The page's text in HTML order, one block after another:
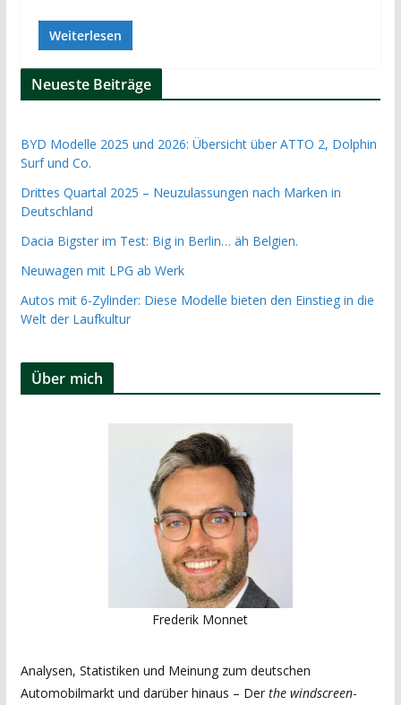
Weiterlesen
Neueste Beiträge
BYD Modelle 2025 und 2026: Übersicht über ATTO 2, Dolphin
Surf und Co.
Drittes Quartal 2025 – Neuzulassungen nach Marken in
Deutschland
Dacia Bigster im Test: Big in Berlin… äh Belgien.
Neuwagen mit LPG ab Werk
Autos mit 6-Zylinder: Diese Modelle bieten den Einstieg in die
Welt der Laufkultur
Über mich
Frederik Monnet
Analysen, Statistiken und Meinung zum deutschen
Automobilmarkt und darüber hinaus – Der the windscreen-